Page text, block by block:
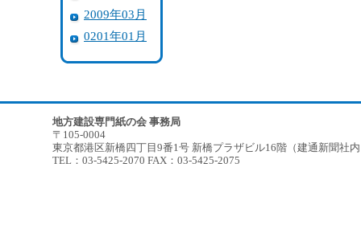
2009年03月
0201年01月
地方建設専門紙の会 事務局
〒105-0004
東京都港区新橋四丁目9番1号 新橋プラザビル16階（建通新聞社
TEL：03-5425-2070 FAX：03-5425-2075